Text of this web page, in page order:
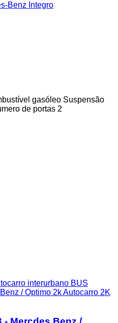
Benz Integro
gasóleo Suspensão
de portas 2
interurbano BUS
/ Optimo 2k Autocarro 2K